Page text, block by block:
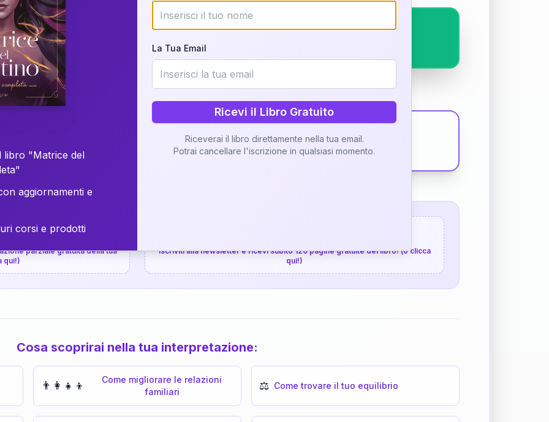
Richiedi Interpretazione
✨ Interpretazione personalizzata
Scopri il Libro
gratuita
parziale gratuita della tua
qui!)
Iscriviti alla newsletter e ricevi subito 120 pagine gratuite del libro! (o clicca
qui!)
Cosa scoprirai nella tua interpretazione:
👨‍👩‍👧‍👦
Come migliorare le relazioni
familiari
⚖️ Come trovare il tuo equilibrio
libro "Matrice del
aggiornamenti e
corsi e prodotti
La Tua Email
Ricevi il Libro Gratuito
Riceverai il libro direttamente nella tua email.
Potrai cancellare l'iscrizione in qualsiasi momento.